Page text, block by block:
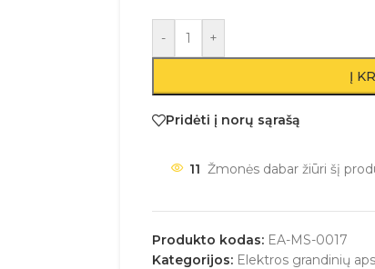
- +
Į
Pridėti į norų sąrašą
11 Žmonės dabar žiūri šį
Produkto kodas: EA-MS-0017
Kategorijos: Elektros grandinių